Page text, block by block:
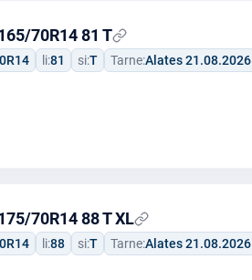
70R14 81 T
li:81 si:T Tarne:Alates 21.08.2026
70R14 88 T XL
li:88 si:T Tarne:Alates 21.08.2026